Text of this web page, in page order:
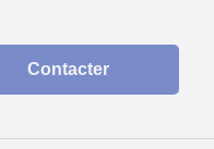
Contacter